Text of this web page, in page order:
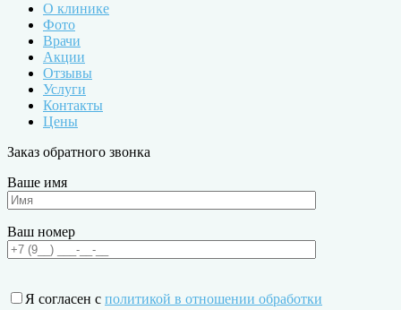
О клинике
Фото
Врачи
Акции
Отзывы
Услуги
Контакты
Цены
Заказ обратного звонка
Ваше имя
Ваш номер
Я согласен с политикой в отношении обработки